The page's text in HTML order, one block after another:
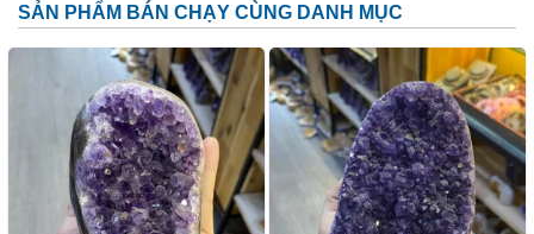
Đặc tính:
Tên khoa học: đá thạch anh tím (amethyst)
Thành phần cấu tạo hoá học: SiO2.
SẢN PHẨM BÁN CHẠY CÙNG DANH MỤC